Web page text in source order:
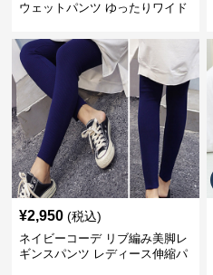
ウェットパンツ ゆったりワイド
¥2,950 (税込)
ネイビーコーデ リブ編み美脚レ
ギンスパンツ レディース伸縮パ